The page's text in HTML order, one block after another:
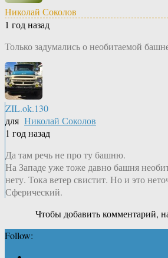
Николай Соколов
1 год назад
Только задумались о необитаемой
ZIL.ok.130
для Николай Соколов
1 год назад
Да там речь не про ту башню.
На Западе уже тоже давно башня
нету. Тока ветер свистит. Но и это
Сферический.
Чтобы добавить комментарий,
Follow: